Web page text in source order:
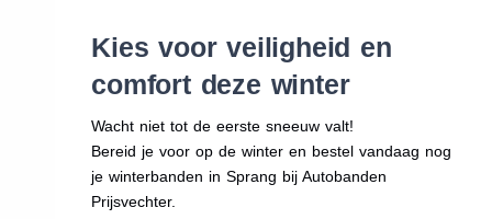
Kies voor veiligheid en
comfort deze winter
Wacht niet tot de eerste sneeuw valt!
Bereid je voor op de winter en bestel vandaag nog
je winterbanden in Sprang bij Autobanden
Prijsvechter.